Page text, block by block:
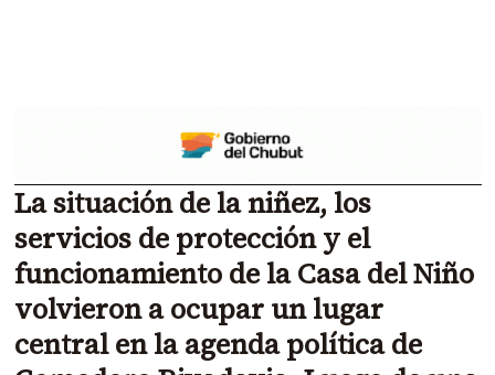
La situación de la niñez, los
servicios de protección y el
funcionamiento de la Casa del Niño
volvieron a ocupar un lugar
central en la agenda política de